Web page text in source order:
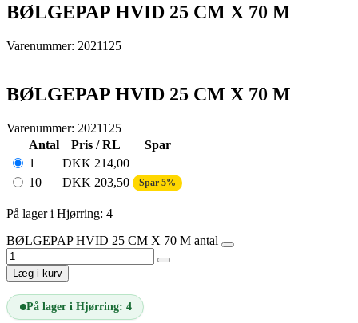
BØLGEPAP HVID 25 CM X 70 M
Varenummer: 2021125
BØLGEPAP HVID 25 CM X 70 M
Varenummer: 2021125
Antal
Pris / RL
Spar
1
DKK 214,00
10
DKK 203,50 Spar 5%
På lager i Hjørring: 4
BØLGEPAP HVID 25 CM X 70 M antal
Læg i kurv
På lager i Hjørring: 4